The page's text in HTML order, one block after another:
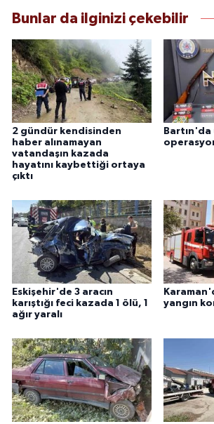
Bunlar da ilginizi çekebilir
2 gündür kendisinden
haber alınamayan
vatandaşın kazada
hayatını kaybettiği ortaya
çıktı
Eskişehir'de 3 aracın
karıştığı feci kazada 1 ölü, 1
ağır yaralı
yangın